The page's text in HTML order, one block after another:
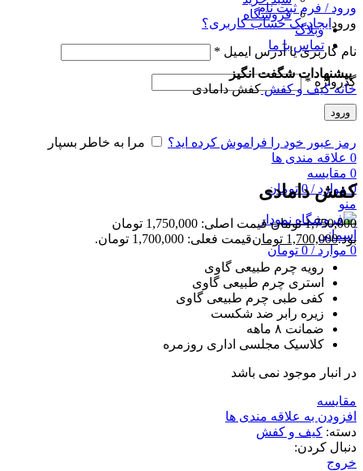
ورود / فرم ثبت نام
ورود ایجاد یک حساب کاربری؟
نام کاربری یا آدرس ایمیل *
گذرواژه*
ورود
رمز عبور خود را فراموش کرده اید؟
مرا به خاطر بسپار
0 علاقه مندی ها
0 مقایسه
0 موارد /
0 تومان
منو
0 موارد /
0 تومان
فروشگاه
وبلاگ
تماس با ما
پیشنهادات شگفت انگیز
خانهکیف و کفشکفش دامادی
فروش!
برای بزرگنمایی کلیک کنید
کفش دامادی
1,750,000 تومان
قیمت اصلی: 1,750,000 تومان
بود.1,700,000 تومانقیمت فعلی: 1,700,000 تومان.
رویه چرم طبیعی گاوی
استری چرم طبیعی گاوی
کفی طبی چرم طبیعی گاوی
زیره رابر ضد شکست
ضمانت ۸ ماهه
کلاسیک مجلسی اداری روزمره
در انبار موجود نمی باشد
مقایسه
افزودن به علاقه مندی ها
دسته: کیف و کفش
دنبال کردن:
خروج